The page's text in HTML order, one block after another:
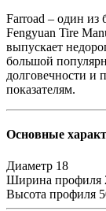
Farroad – один из
Fengyuan Tire
выпускает
большой
долговечности и
показателям.
Основные
Диаметр 18
Ширина профиля
Высота профиля